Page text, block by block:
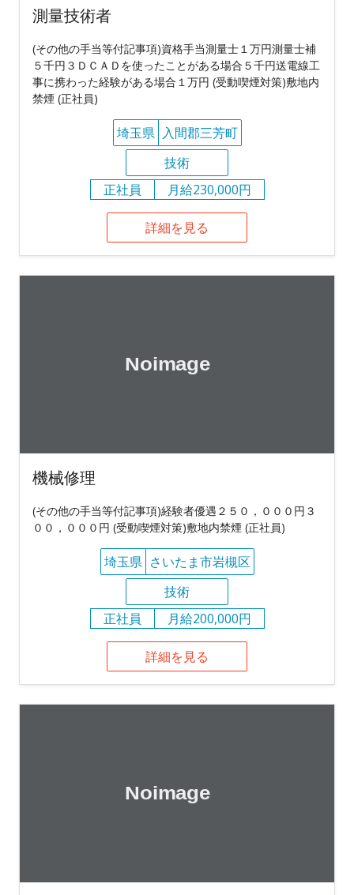
測量技術者
(その他の手当等付記事項)資格手当測量士１万円測量士補
５千円３ＤＣＡＤを使ったことがある場合５千円送電線工
事に携わった経験がある場合１万円 (受動喫煙対策)敷地内
禁煙 (正社員)
埼玉県 入間郡三芳町
技術
正社員
月給230,000円
詳細を見る
機械修理
(その他の手当等付記事項)経験者優遇２５０，０００円３
００，０００円 (受動喫煙対策)敷地内禁煙 (正社員)
埼玉県 さいたま市岩槻区
技術
正社員
月給200,000円
詳細を見る